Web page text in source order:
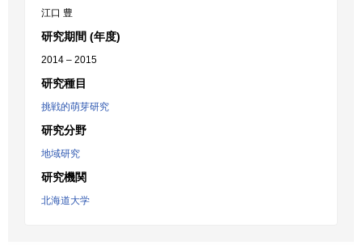
江口 豊
研究期間 (年度)
2014 – 2015
研究種目
挑戦的萌芽研究
研究分野
地域研究
研究機関
北海道大学